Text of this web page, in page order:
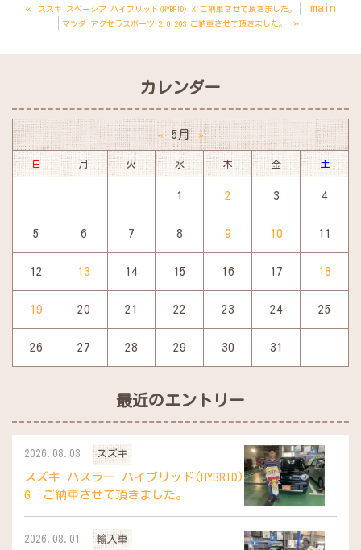
« スズキ スペーシア ハイブリッド(HYBRID) X ご納車させて頂きました。 main
マツダ アクセラスポーツ 2.0 20S ご納車させて頂きました。 »
カレンダー
« 5月 »
日 月 火 水 木 金 土
1 2 3 4
5 6 7 8 9 10 11
12 13 14 15 16 17 18
19 20 21 22 23 24 25
26 27 28 29 30 31
最近のエントリー
2026.08.03 スズキ
スズキ ハスラー ハイブリッド(HYBRID)
G ご納車させて頂きました。
2026.08.01 輸入車